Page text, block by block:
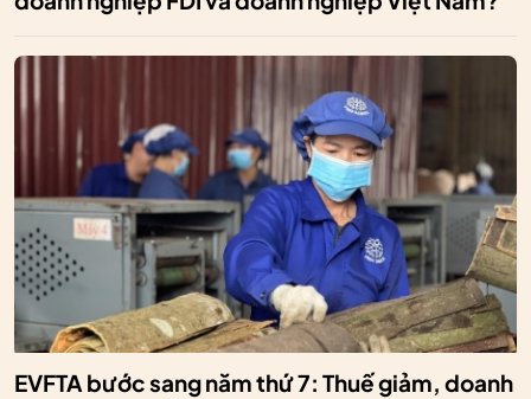
EVFTA bước sang năm thứ 7: Thuế giảm, doanh